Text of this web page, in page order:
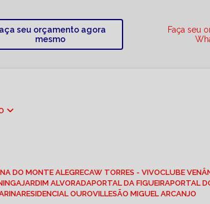
seu orçamento agora
mesmo
Faça seu
DO MONTE ALEGRE CAW TORRES - VIVO CLUBE
JARDIM ALVORADA PORTAL DA FIGUEIRA PORTAL
RESIDENCIAL OUROVILLE SÃO MIGUEL ARCANJO